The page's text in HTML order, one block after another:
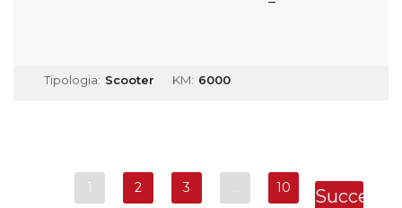
Tipologia: Scooter KM: 6000
1 2 3 … 10